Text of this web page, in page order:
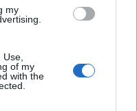
my
of my
with the
kódolás-
támogatást az
IBM Rational Quality
a három alappilléren
az eszköztár,